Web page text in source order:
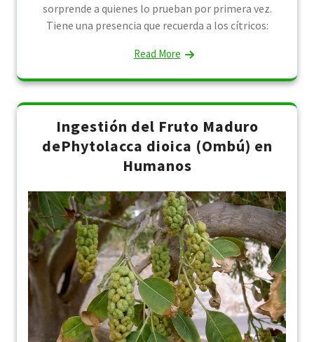
sorprende a quienes lo prueban por primera vez.
Tiene una presencia que recuerda a los cítricos:
Read More
Ingestión del Fruto Maduro
dePhytolacca dioica (Ombú) en
Humanos